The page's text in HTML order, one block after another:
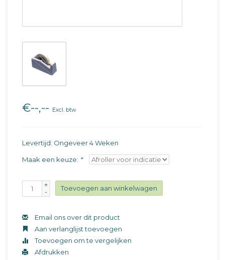
€--,-- Excl. btw
Levertijd: Ongeveer 4 Weken
Maak een keuze: *
+
-
Toevoegen aan winkelwagen
Email ons over dit product
Aan verlanglijst toevoegen
Toevoegen om te vergelijken
Afdrukken